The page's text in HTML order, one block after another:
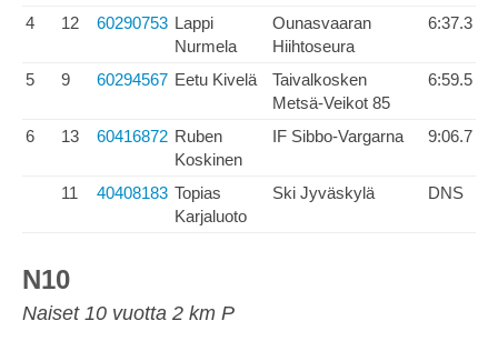
4 12 60290753 Lappi
Nurmela
Ounasvaaran
Hiihtoseura
6:37.3
5 9 60294567 Eetu Kivelä
Taivalkosken
Metsä-Veikot 85
6:59.5
6 13 60416872 Ruben
Koskinen
IF Sibbo-Vargarna 9:06.7
11 40408183 Topias
Karjaluoto
Ski Jyväskylä DNS
N10
Naiset 10 vuotta 2 km P